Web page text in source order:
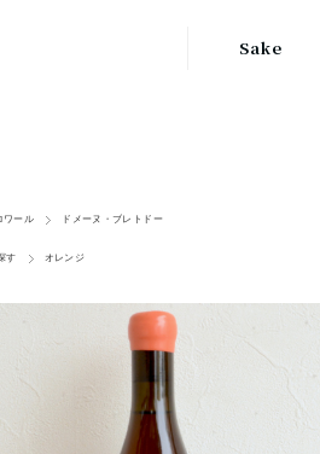
Sake
関西の地酒
中部地方の地酒
中国・四国地方
ワール ドメーヌ・ブレトドー
す オレンジ